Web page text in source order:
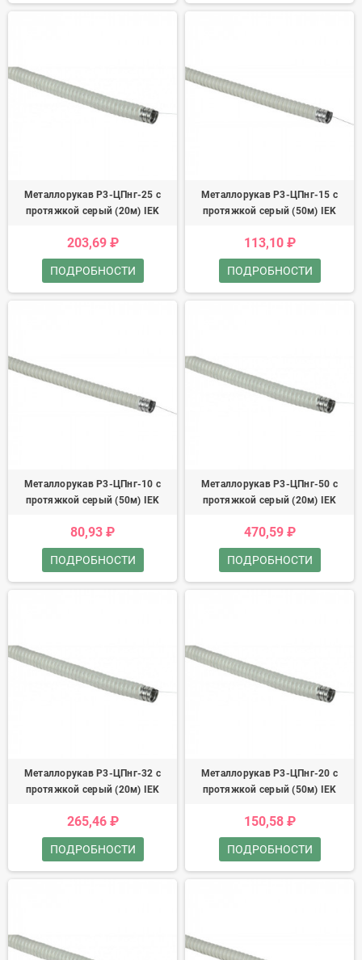
Металлорукав Р3-ЦПнг-25 с
протяжкой серый (20м) IEK
203,69 ₽
ПОДРОБНОСТИ
Металлорукав Р3-ЦПнг-15 с
протяжкой серый (50м) IEK
113,10 ₽
ПОДРОБНОСТИ
Металлорукав Р3-ЦПнг-10 с
протяжкой серый (50м) IEK
80,93 ₽
ПОДРОБНОСТИ
Металлорукав Р3-ЦПнг-50 с
протяжкой серый (20м) IEK
470,59 ₽
ПОДРОБНОСТИ
Металлорукав Р3-ЦПнг-32 с
протяжкой серый (20м) IEK
265,46 ₽
ПОДРОБНОСТИ
Металлорукав Р3-ЦПнг-20 с
протяжкой серый (50м) IEK
150,58 ₽
ПОДРОБНОСТИ